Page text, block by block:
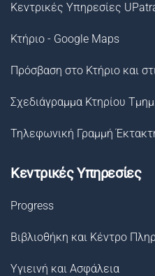
Κεντρικές Υπηρεσίες
Κτήριο - Google Maps
Πρόσβαση στο Κτήριο και
Σχεδιάγραμμα Κτηρίου
Τηλεφωνική Γραμμή
Κεντρικές Υπηρεσίες
Progress
Βιβλιοθήκη και Κέντρο
Υγιεινή και Ασφάλεια